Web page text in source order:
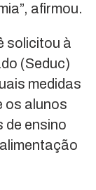
afirmou.
solicitou à
(Seduc)
medidas
os alunos
de ensino